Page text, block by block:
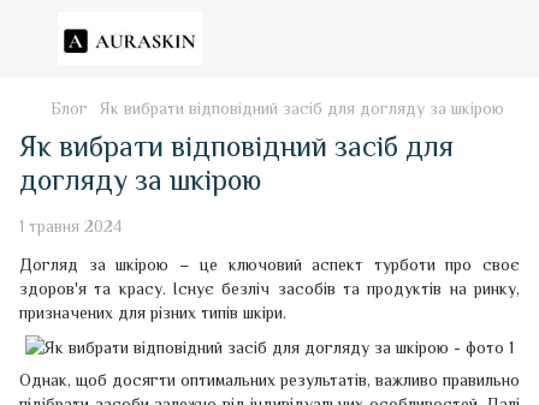
Блог Як вибрати відповідний засіб для догляду за шкірою
Як вибрати відповідний засіб для
догляду за шкірою
1 травня 2024
Догляд за шкірою – це ключовий аспект турботи про своє
здоров'я та красу. Існує безліч засобів та продуктів на ринку,
призначених для різних типів шкіри.
Однак, щоб досягти оптимальних результатів, важливо правильно